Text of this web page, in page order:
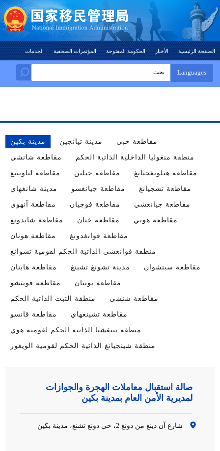
مدينة بكين مدينة تيانجين مقاطعة خبي
مقاطعة شانشي منطقة منغوليا الداخلية الذاتية الحكم
مقاطعة لياونينغ مقاطعة جيلين مقاطعة هيلونغجيانغ
مدينة شانغهاي مقاطعة جيانغسو مقاطعة تشجيانغ
مقاطعة آنهوي مقاطعة فوجيان مقاطعة جيانغشي
مقاطعة شاندونغ مقاطعة خنان مقاطعة هوبي
مقاطعة هونان مقاطعة قوانغدونغ
منطقة قوانغشي الذاتية الحكم لقومية تشوانغ
مقاطعة هاينان مدينة تشونغ تشينغ مقاطعة سيتشوان
مقاطعة قويتشو مقاطعة يوننان
منطقة التبت الذاتية الحكم مقاطعة شنشي
مقاطعة قانسو مقاطعة تشينغهاي
منطقة نينغشيا الذاتية الحكم لقومية هوي
منطقة شينجيانغ الذاتية الحكم لقومية الويغور
صالة استقبال معاملات الهجرة والجوازات
لمديرية الأمن العام بمدينة بكين
شارع آن دينغ من دونغ 2، حي دونغ تشنغ، مدينة بكين